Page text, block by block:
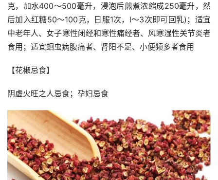
克，加水400～500毫升，浸泡后煎煮浓缩成250毫升，然
后加入红糖50～100克，日服1次，l～3次即可回乳)；适宜
中老年人、女子寒性闭经和寒性痛经者、风寒湿性关节炎者
食用；适宜蛔虫病腹痛者、肾阳不足、小便频多者食用
【花椒忌食】
阴虚火旺之人忌食；孕妇忌食